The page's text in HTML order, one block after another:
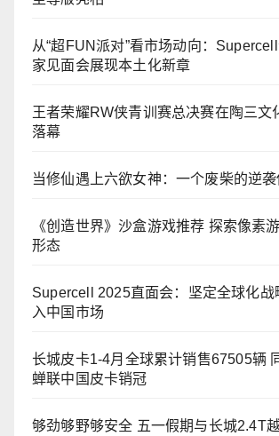
从“超FUN派对”看市场动向：
家见面会展现本土化新章
王者荣耀RW侠青训赛总决赛在陶三文
落幕
当修仙遇上六欲女神：一个废柴的逆
《创造世界》沙盒游戏推荐 探索像素
形态
Supercell 2025直面会：坚定全球化战
入中国市场
长城皮卡1-4月全球累计销售67505辆
蝉联中国皮卡销冠
够劲够野够安全 五一假期与长城2.4T